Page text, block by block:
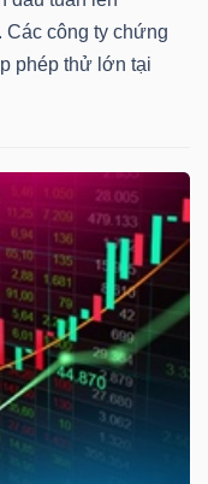
Các công ty chứng
phép thử lớn tại